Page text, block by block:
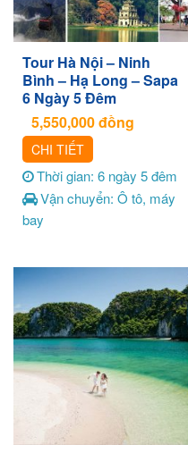
Tour Hà Nội – Ninh
Bình – Hạ Long – Sapa
6 Ngày 5 Đêm
5,550,000đồng
CHI TIẾT
Thời gian: 6 ngày 5 đêm
Vận chuyển: Ô tô, máy
bay